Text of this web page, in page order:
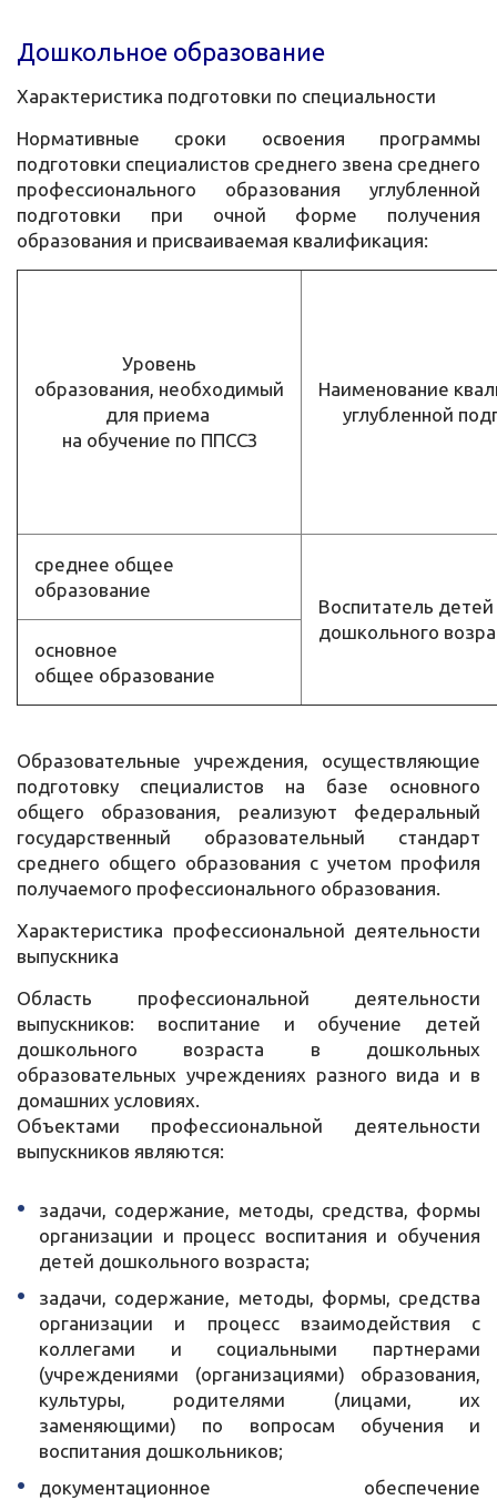
Дошкольное образование
Характеристика подготовки по специальности
Нормативные сроки освоения программы
подготовки специалистов среднего звена среднего
профессионального образования углубленной
подготовки при очной форме получения
образования и присваиваемая квалификация:
Уровень
образования, необходимый
для приема
на обучение по ППССЗ
Наименование
углубленной
среднее общее
образование
Воспитатель детей
дошкольного
основное
общее образование
Образовательные учреждения, осуществляющие
подготовку специалистов на базе основного
общего образования, реализуют федеральный
государственный образовательный стандарт
среднего общего образования с учетом профиля
получаемого профессионального образования.
Характеристика профессиональной деятельности
выпускника
Область профессиональной деятельности
выпускников: воспитание и обучение детей
дошкольного возраста в дошкольных
образовательных учреждениях разного вида и в
домашних условиях.
Объектами профессиональной деятельности
выпускников являются:
задачи, содержание, методы, средства, формы
организации и процесс воспитания и обучения
детей дошкольного возраста;
задачи, содержание, методы, формы, средства
организации и процесс взаимодействия с
коллегами и социальными партнерами
(учреждениями (организациями) образования,
культуры, родителями (лицами, их
заменяющими) по вопросам обучения и
воспитания дошкольников;
документационное обеспечение